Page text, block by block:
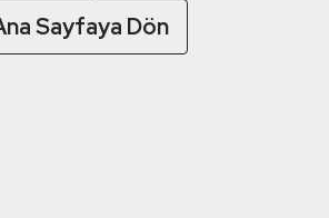
Sayfaya Dön